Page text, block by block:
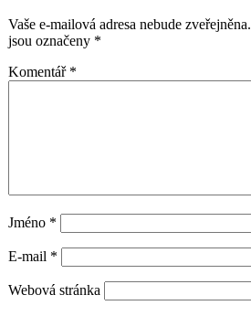
Vaše e-mailová adresa nebude zveřejněna.
jsou označeny *
Komentář *
Jméno *
E-mail *
Webová stránka